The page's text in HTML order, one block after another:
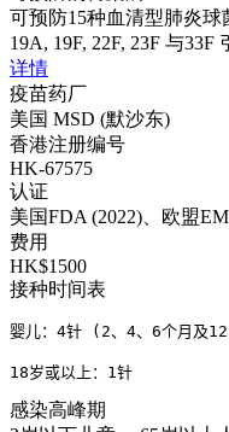
可预防15种血清型肺炎球
19A, 19F, 22F, 23F 与33F
详情
疫苗药厂
美国 MSD (默沙东)
香港注册编号
HK-67575
认证
美国FDA (2022)、欧盟
费用
HK$1500
接种时间表
婴儿：4针 (2、4、6个月及
18岁或以上：1针
感染高峰期